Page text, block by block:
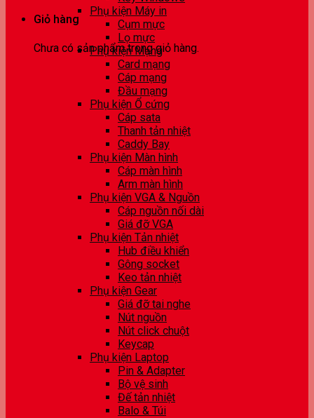
Giỏ hàng
Chưa có sản phẩm trong giỏ hàng.
Phụ kiện Máy in
Cụm mực
Lọ mực
Phụ kiện Mạng
Card mạng
Cáp mạng
Đầu mạng
Phụ kiện Ổ cứng
Cáp sata
Thanh tản nhiệt
Caddy Bay
Phụ kiện Màn hình
Cáp màn hình
Arm màn hình
Phụ kiện VGA & Nguồn
Cáp nguồn nối dài
Giá đỡ VGA
Phụ kiện Tản nhiệt
Hub điều khiển
Gông socket
Keo tản nhiệt
Phụ kiện Gear
Giá đỡ tai nghe
Nút nguồn
Nút click chuột
Keycap
Phụ kiện Laptop
Pin & Adapter
Bộ vệ sinh
Đế tản nhiệt
Balo & Túi